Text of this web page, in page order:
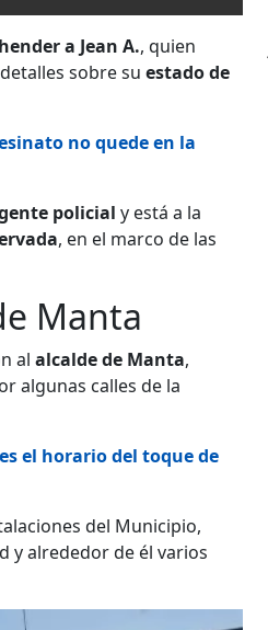
a Jean A., quien
sobre su estado de
no quede en la
policial y está a la
, en el marco de las
Manta
al alcalde de Manta,
algunas calles de la
el horario del toque de
del Municipio,
y alrededor de él varios